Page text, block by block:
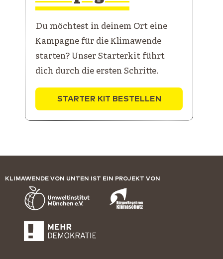
Du möchtest in deinem Ort eine
Kampagne für die Klimawende
starten? Unser Starterkit führt
dich durch die ersten Schritte.
STARTER KIT BESTELLEN
KLIMAWENDE VON UNTEN IST EIN PROJEKT VON